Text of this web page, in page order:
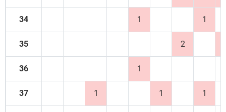
34 1 1
35 2
36 1
37 1 1 1